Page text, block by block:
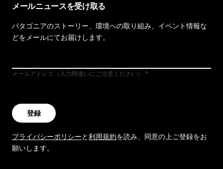
メールニュースを受け取る
パタゴニアのストーリー、環境への取り組み、イベント情報な
どをメールにてお届けします。
メールアドレス（入力間違いにご注意ください）
登録
プライバシーポリシーと利用規約を読み、同意の上ご登録をお
願いします。